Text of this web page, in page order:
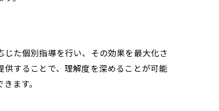
た個別指導を行い、その効果を最大化さ
することで、理解度を深めることが可能
ます。